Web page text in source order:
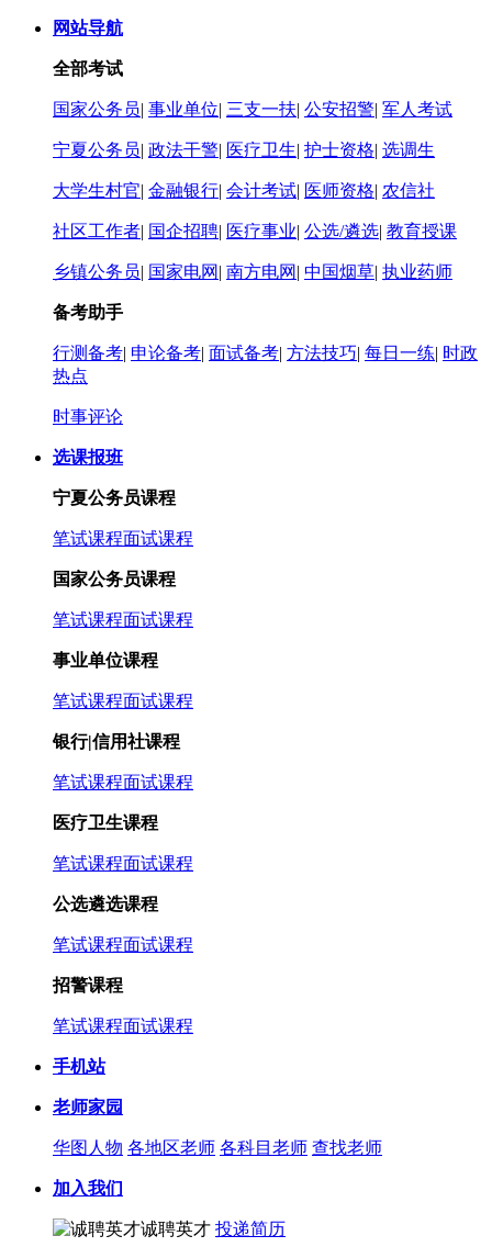
网站导航
全部考试
国家公务员| 事业单位| 三支一扶| 公安招警| 军人考试
宁夏公务员| 政法干警| 医疗卫生| 护士资格| 选调生
大学生村官| 金融银行| 会计考试| 医师资格| 农信社
社区工作者| 国企招聘| 医疗事业| 公选/遴选| 教育授课
乡镇公务员| 国家电网 | 南方电网 | 中国烟草| 执业药师
备考助手
行测备考| 申论备考| 面试备考| 方法技巧| 每日一练| 时政
热点
时事评论
选课报班
宁夏公务员课程
笔试课程面试课程
国家公务员课程
笔试课程面试课程
事业单位课程
笔试课程面试课程
银行|信用社课程
笔试课程面试课程
医疗卫生课程
笔试课程面试课程
公选遴选课程
笔试课程面试课程
招警课程
笔试课程面试课程
手机站
老师家园
华图人物 各地区老师 各科目老师 查找老师
加入我们
诚聘英才 投递简历